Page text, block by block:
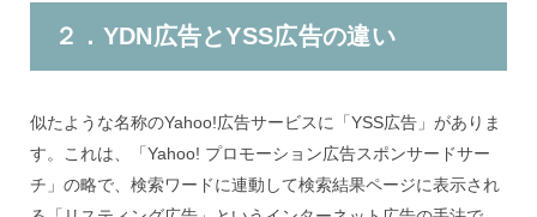
２．YDN広告とYSS広告の違い
似たような名称のYahoo!広告サービスに「YSS広告」がありま
す。これは、「Yahoo! プロモーション広告スポンサードサー
チ」の略で、検索ワードに連動して検索結果ページに表示され